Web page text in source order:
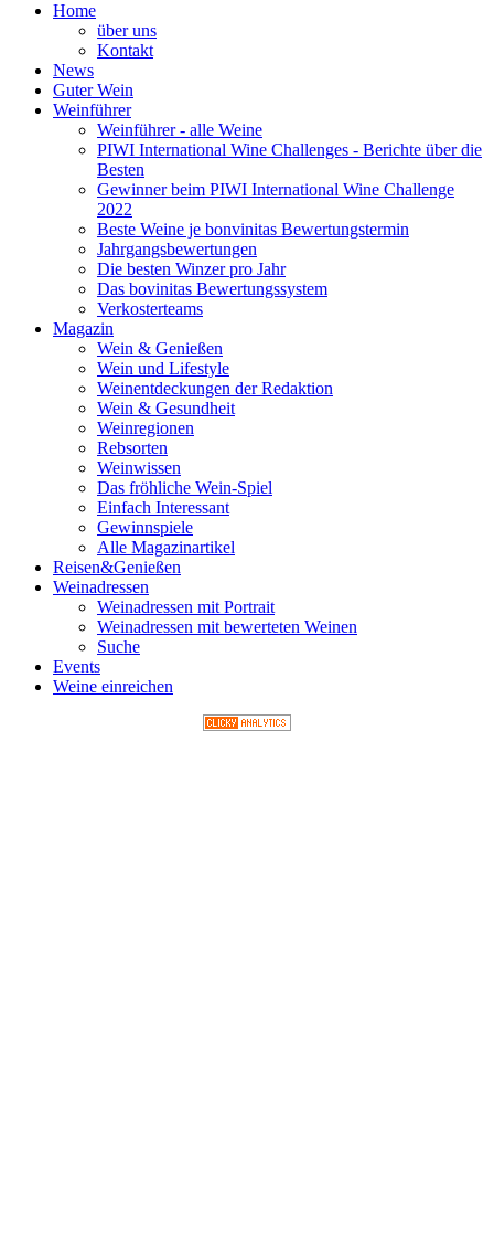
Home
über uns
Kontakt
News
Guter Wein
Weinführer
Weinführer - alle Weine
PIWI International Wine Challenges - Berichte über die
Besten
Gewinner beim PIWI International Wine Challenge
2022
Beste Weine je bonvinitas Bewertungstermin
Jahrgangsbewertungen
Die besten Winzer pro Jahr
Das bovinitas Bewertungssystem
Verkosterteams
Magazin
Wein & Genießen
Wein und Lifestyle
Weinentdeckungen der Redaktion
Wein & Gesundheit
Weinregionen
Rebsorten
Weinwissen
Das fröhliche Wein-Spiel
Einfach Interessant
Gewinnspiele
Alle Magazinartikel
Reisen&Genießen
Weinadressen
Weinadressen mit Portrait
Weinadressen mit bewerteten Weinen
Suche
Events
Weine einreichen